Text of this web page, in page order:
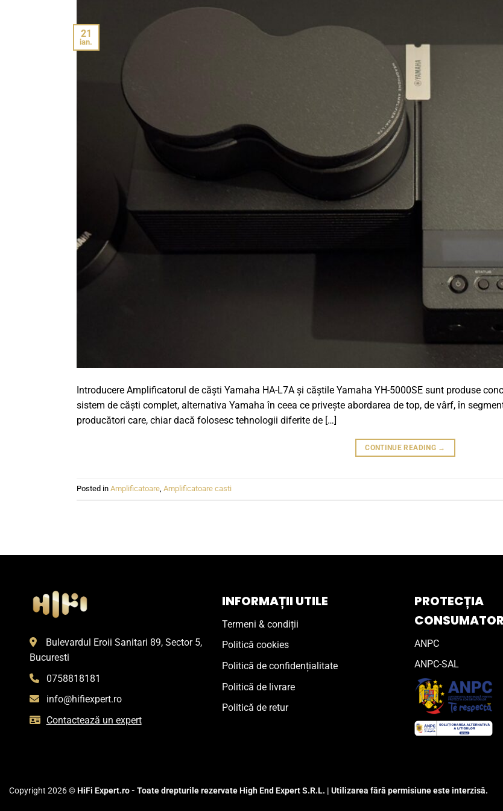
21
ian.
Introducere Amplificatorul de căști Yamaha HA-L7A și căștile Yamaha YH-5000SE sunt produse
sistem de căști complet, alternativa Yamaha în ceea ce privește abordarea de top, de vârf, în
producători care, chiar dacă folosesc tehnologii diferite de […]
CONTINUE READING →
Posted in Amplificatoare, Amplificatoare casti
Bulevardul Eroii Sanitari 89, Sector 5,
Bucuresti
0758818181
info@hifiexpert.ro
Contactează un expert
INFORMAȚII UTILE
Termeni & condiții
Politică cookies
Politică de confidențialitate
Politică de livrare
Politică de retur
PROTECȚIA
ANPC
ANPC-SAL
Copyright 2026 ©HiFi Expert.ro - Toate drepturile rezervate High End Expert S.R.L. | Utilizarea fără permisiune este interzisă.